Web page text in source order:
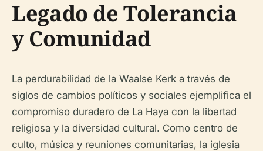
Legado de Tolerancia
y Comunidad
La perdurabilidad de la Waalse Kerk a través de
siglos de cambios políticos y sociales ejemplifica el
compromiso duradero de La Haya con la libertad
religiosa y la diversidad cultural. Como centro de
culto, música y reuniones comunitarias, la iglesia